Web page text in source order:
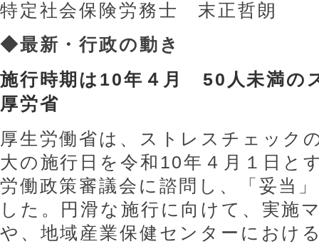
特定社会保険労務士 末正哲朗
◆最新・行政の動き
施行時期は10年４月 50人未満
厚労省
厚生労働省は、ストレスチェック
大の施行日を令和10年４月１日と
労働政策審議会に諮問し、「妥当
した。円滑な施行に向けて、実施
や、地域産業保健センターにおけ